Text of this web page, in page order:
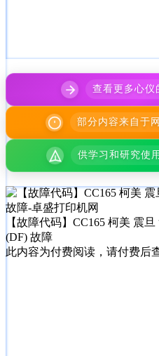
查看更多心
部分内容来自于
供学习和研究使
【故障代码】CC165 柯美 震
(DF) 故障
此内容为付费阅读，请付费后